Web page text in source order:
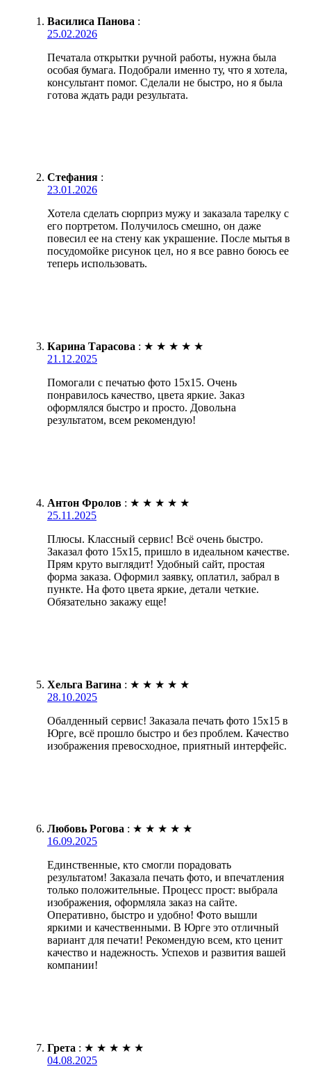
Василиса Панова :
25.02.2026
Печатала открытки ручной работы, нужна была
особая бумага. Подобрали именно ту, что я хотела,
консультант помог. Сделали не быстро, но я была
готова ждать ради результата.
Стефания :
23.01.2026
Хотела сделать сюрприз мужу и заказала тарелку с
его портретом. Получилось смешно, он даже
повесил ее на стену как украшение. После мытья в
посудомойке рисунок цел, но я все равно боюсь ее
теперь использовать.
Карина Тарасова : ★ ★ ★ ★ ★
21.12.2025
Помогали с печатью фото 15х15. Очень
понравилось качество, цвета яркие. Заказ
оформлялся быстро и просто. Довольна
результатом, всем рекомендую!
Антон Фролов : ★ ★ ★ ★ ★
25.11.2025
Плюсы. Классный сервис! Всё очень быстро.
Заказал фото 15х15, пришло в идеальном качестве.
Прям круто выглядит! Удобный сайт, простая
форма заказа. Оформил заявку, оплатил, забрал в
пункте. На фото цвета яркие, детали четкие.
Обязательно закажу еще!
Хельга Вагина : ★ ★ ★ ★ ★
28.10.2025
Обалденный сервис! Заказала печать фото 15х15 в
Юрге, всё прошло быстро и без проблем. Качество
изображения превосходное, приятный интерфейс.
Любовь Рогова : ★ ★ ★ ★ ★
16.09.2025
Единственные, кто смогли порадовать
результатом! Заказала печать фото, и впечатления
только положительные. Процесс прост: выбрала
изображения, оформляла заказ на сайте.
Оперативно, быстро и удобно! Фото вышли
яркими и качественными. В Юрге это отличный
вариант для печати! Рекомендую всем, кто ценит
качество и надежность. Успехов и развития вашей
компании!
Грета : ★ ★ ★ ★ ★
04.08.2025